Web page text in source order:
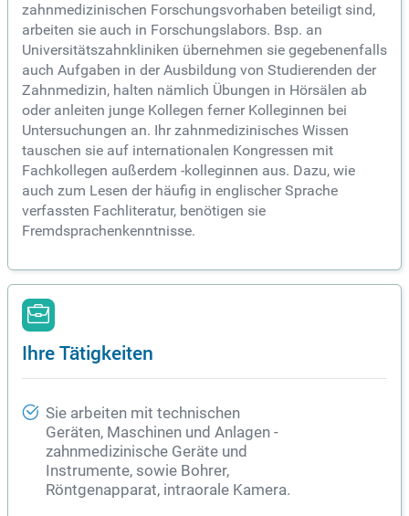
zahnmedizinischen Forschungsvorhaben beteiligt sind,
arbeiten sie auch in Forschungslabors. Bsp. an
Universitätszahnkliniken übernehmen sie gegebenenfalls
auch Aufgaben in der Ausbildung von Studierenden der
Zahnmedizin, halten nämlich Übungen in Hörsälen ab
oder anleiten junge Kollegen ferner Kolleginnen bei
Untersuchungen an. Ihr zahnmedizinisches Wissen
tauschen sie auf internationalen Kongressen mit
Fachkollegen außerdem -kolleginnen aus. Dazu, wie
auch zum Lesen der häufig in englischer Sprache
verfassten Fachliteratur, benötigen sie
Fremdsprachenkenntnisse.
Ihre Tätigkeiten
Sie arbeiten mit technischen
Geräten, Maschinen und Anlagen -
zahnmedizinische Geräte und
Instrumente, sowie Bohrer,
Röntgenapparat, intraorale Kamera.